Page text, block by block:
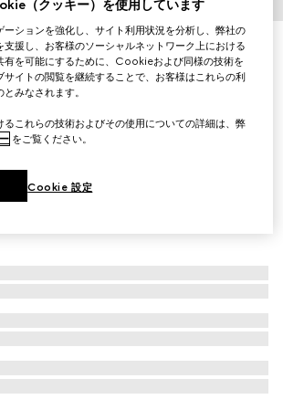
グラスフレーム サングラス
（クッキー）を使用しています
ーションを強化し、サイト利用状況を分析し、弊社の
支援し、お客様のソーシャルネットワーク上における
有を可能にするために、Cookieおよび同様の技術を
サイトの閲覧を継続することで、お客様はこれらの利
みなされます。
るこれらの技術およびその使用についての詳細は、弊
をご覧ください。
Cookie 設定